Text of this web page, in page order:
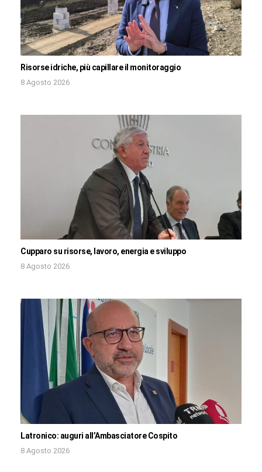
Risorse idriche, più capillare il monitoraggio
8 Agosto 2026
Cupparo su risorse, lavoro, energia e sviluppo
8 Agosto 2026
Latronico: auguri all’Ambasciatore Cospito
8 Agosto 2026